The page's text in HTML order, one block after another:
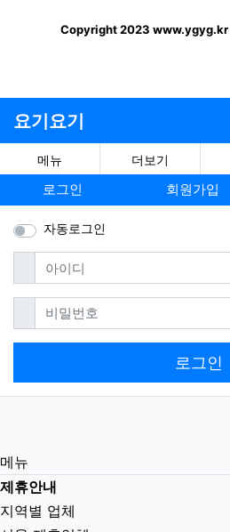
Copyright 2023 www.ygyg.kr
요기요기
메뉴 더보기
로그인 회원가입
자동로그인
아이디필수
비밀번호필수
로그인
메뉴
제휴안내
지역별 업체